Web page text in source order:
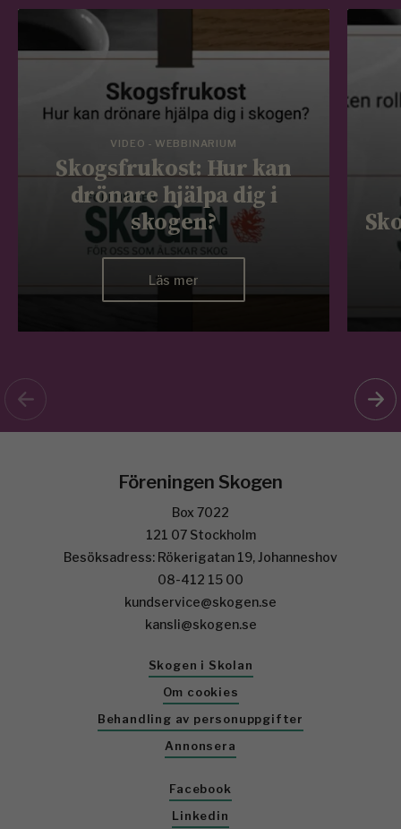
VIDEO - WEBBINARIUM
Skogsfrukost: Hur kan
drönare hjälpa dig i
skogen?
Läs mer
Föreningen Skogen
Box 7022
121 07 Stockholm
Besöksadress: Rökerigatan 19, Johanneshov
08-412 15 00
kundservice@skogen.se
kansli@skogen.se
Skogen i Skolan
Om cookies
Behandling av personuppgifter
Annonsera
Facebook
Linkedin